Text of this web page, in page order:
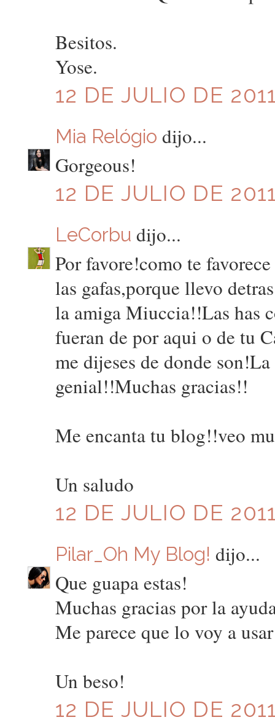
Besitos.
Yose.
12 DE JULIO DE
Mia Relógio dijo...
Gorgeous!
12 DE JULIO DE
LeCorbu dijo...
Por favore!como te
las gafas,porque llevo
la amiga Miuccia!!Las has
fueran de por aqui o de tu
me dijeses de donde
genial!!Muchas gracias!!
Me encanta tu blog!!veo
Un saludo
12 DE JULIO DE
Pilar_Oh My Blog! dijo...
Que guapa estas!
Muchas gracias por la
Me parece que lo voy a
Un beso!
12 DE JULIO DE